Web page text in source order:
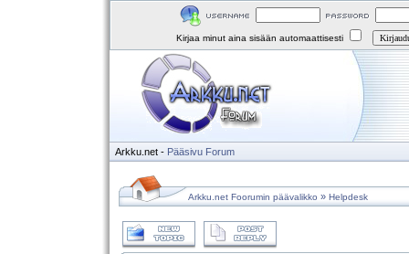
Kirjaa minut aina sisään automaattisesti
Arkku.net - Pääsivu Forum
Arkku.net Foorumin päävalikko » Helpdesk